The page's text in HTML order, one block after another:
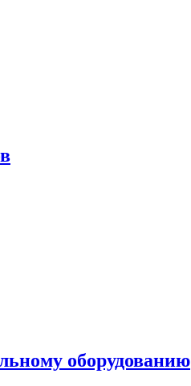
оборудованию